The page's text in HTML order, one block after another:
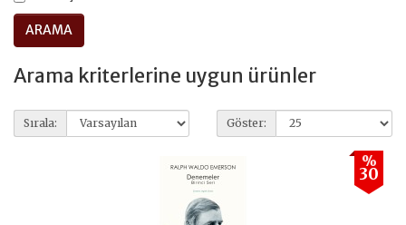
Arama kriterlerine uygun ürünler
Sırala: Göster:
%
30